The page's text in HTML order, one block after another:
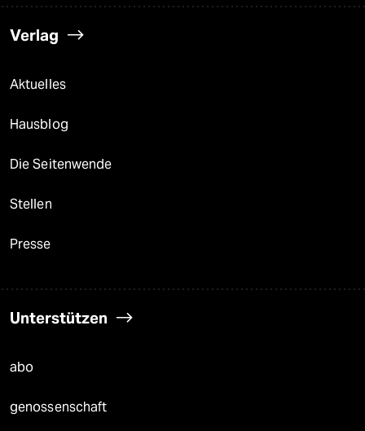
Verlag
Aktuelles
Hausblog
Die Seitenwende
Stellen
Presse
Unterstützen
abo
genossenschaft